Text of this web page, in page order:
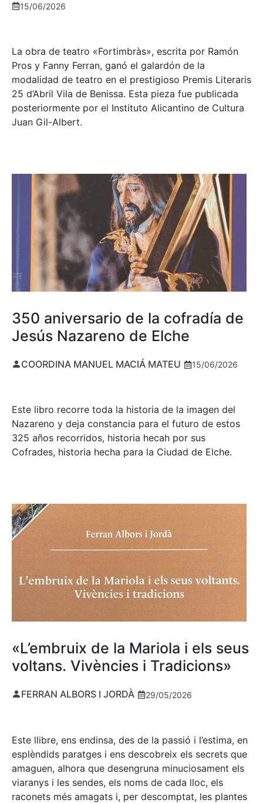
15/06/2026
La obra de teatro «Fortimbràs», escrita por Ramón
Pros y Fanny Ferran, ganó el galardón de la
modalidad de teatro en el prestigioso Premis Literaris
25 d’Abril Vila de Benissa. Esta pieza fue publicada
posteriormente por el Instituto Alicantino de Cultura
Juan Gil-Albert.
350 aniversario de la cofradía de
Jesús Nazareno de Elche
COORDINA MANUEL MACIÁ MATEU 15/06/2026
Este libro recorre toda la historia de la imagen del
Nazareno y deja constancia para el futuro de estos
325 años recorridos, historia hecah por sus
Cofrades, historia hecha para la Ciudad de Elche.
«L’embruix de la Mariola i els seus
voltans. Vivències i Tradicions»
FERRAN ALBORS I JORDÀ 29/05/2026
Este llibre, ens endinsa, des de la passió i l’estima, en
esplèndids paratges i ens descobreix els secrets que
amaguen, alhora que desengruna minuciosament els
viaranys i les sendes, els noms de cada lloc, els
raconets més amagats i, per descomptat, les plantes